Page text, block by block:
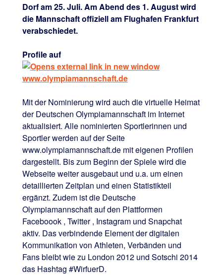
Dorf am 25. Juli. Am Abend des 1. August wird
die Mannschaft offiziell am Flughafen Frankfurt
verabschiedet.
Profile auf
www.olympiamannschaft.de
Mit der Nominierung wird auch die virtuelle Heimat
der Deutschen Olympiamannschaft im Internet
aktualisiert. Alle nominierten Sportlerinnen und
Sportler werden auf der Seite
www.olympiamannschaft.de mit eigenen Profilen
dargestellt. Bis zum Beginn der Spiele wird die
Webseite weiter ausgebaut und u.a. um einen
detaillierten Zeitplan und einen Statistikteil
ergänzt. Zudem ist die Deutsche
Olympiamannschaft auf den Plattformen
Faceboook , Twitter , Instagram und Snapchat
aktiv. Das verbindende Element der digitalen
Kommunikation von Athleten, Verbänden und
Fans bleibt wie zu London 2012 und Sotschi 2014
das Hashtag #WirfuerD.